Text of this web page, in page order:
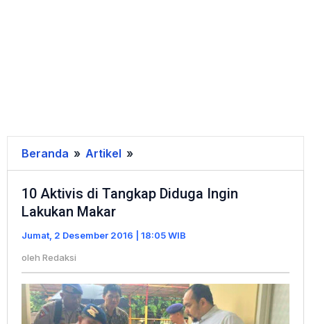
Beranda » Artikel »
Aktivis
di
Diduga
Lakukan
Makar
10 Aktivis di Tangkap Diduga Ingin
Lakukan Makar
Jumat, 2 Desember 2016 | 18:05 WIB
oleh Redaksi